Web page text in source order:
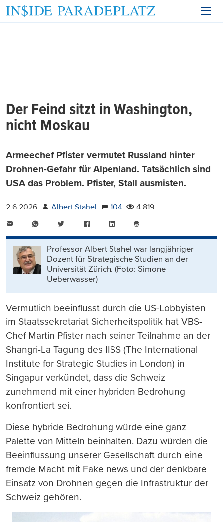
Der Feind sitzt in Washington,
nicht Moskau
Armeechef Pfister vermutet Russland hinter
Drohnen-Gefahr für Alpenland. Tatsächlich sind
USA das Problem. Pfister, Stall ausmisten.
2.6.2026 Albert Stahel 104
4.819
WhatsAppTwitter FacebookLinkedIn
drucken
Professor Albert Stahel war langjähriger
Dozent für Strategische Studien an der
Universität Zürich. (Foto: Simone
Ueberwasser)
Vermutlich beeinflusst durch die US-Lobbyisten
im Staatssekretariat Sicherheitspolitik hat VBS-
Chef Martin Pfister nach seiner Teilnahme an der
Shangri-La Tagung des IISS (The International
Institute for Strategic Studies in London) in
Singapur verkündet, dass die Schweiz
zunehmend mit einer hybriden Bedrohung
konfrontiert sei.
Diese hybride Bedrohung würde eine ganz
Palette von Mitteln beinhalten. Dazu würden die
Beeinflussung unserer Gesellschaft durch eine
fremde Macht mit Fake news und der denkbare
Einsatz von Drohnen gegen die Infrastruktur der
Schweiz gehören.